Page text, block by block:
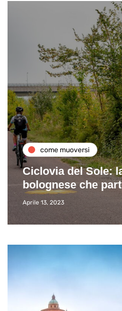
come muoversi
Ciclovia del Sole:
bolognese che
Aprile 13, 2023